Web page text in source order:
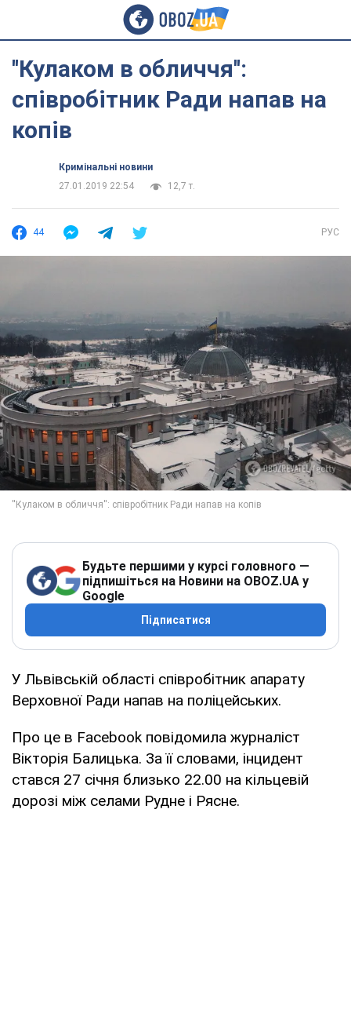
''Кулаком в обличчя'':
співробітник Ради напав на
копів
Кримінальні новини
27.01.2019 22:54
12,7 т.
44 РУС
Будьте першими у курсі головного —
підпишіться на Новини на OBOZ.UA у
Google
Підписатися
У Львівській області співробітник апарату
Верховної Ради напав на поліцейських.
Про це в Facebook повідомила журналіст
Вікторія Балицька. За її словами, інцидент
стався 27 січня близько 22.00 на кільцевій
дорозі між селами Рудне і Рясне.